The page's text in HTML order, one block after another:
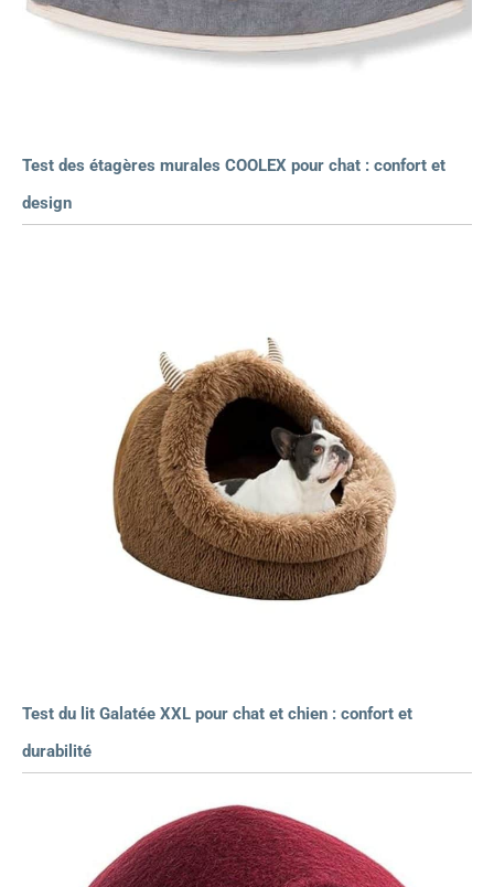
Test des étagères murales COOLEX pour chat : confort et
design
Test du lit Galatée XXL pour chat et chien : confort et
durabilité